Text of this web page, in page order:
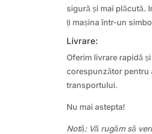
sigură și mai plăcută.
ți mașina într-un
Livrare:
Oferim livrare rapidă
corespunzător pentru
transportului.
Nu mai astepta!
Notă: Vă rugăm să